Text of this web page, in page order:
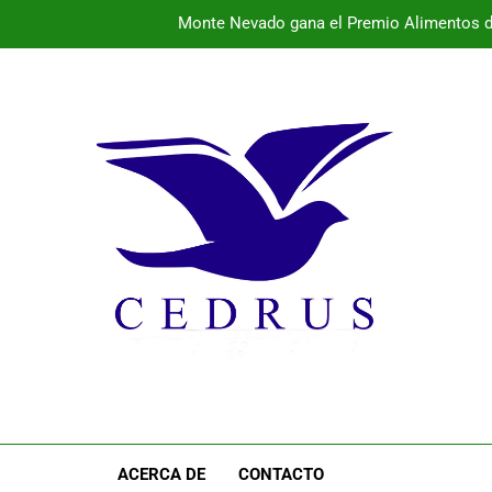
Monte Nevado gana el Premio Alimentos
Programa de la semana cultural de
Monte Nevado gana el Premio Alimentos
La provincia vibra este fin de semana con
ACERCA DE CONTACTO